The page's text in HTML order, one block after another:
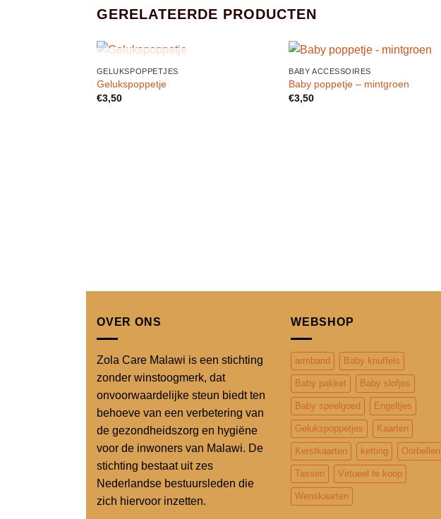
GERELATEERDE PRODUCTEN
UITVERKOCHT
GELUKSPOPPETJES
Gelukspoppetje
€3,50
BABY ACCESSOIRES
Baby poppetje – mintgroen
€3,50
OVER ONS
Zola Care Malawi is een stichting
zonder winstoogmerk, dat
onvoorwaardelijke steun biedt ten
behoeve van een verbetering van
de gezondheidszorg en hygiëne
voor de inwoners van Malawi. De
stichting bestaat uit zes
Nederlandse bestuursleden die
zich hiervoor inzetten.
WEBSHOP
armband Baby knuffels
Baby pakket Baby slofjes
Baby speelgoed Engeltjes
Gelukspoppetjes Kaarten
Kerstkaarten ketting Oorbellen
Tassen Virtueel te koop
Wenskaarten